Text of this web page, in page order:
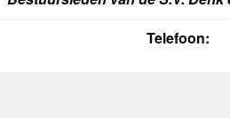
Telefoon: